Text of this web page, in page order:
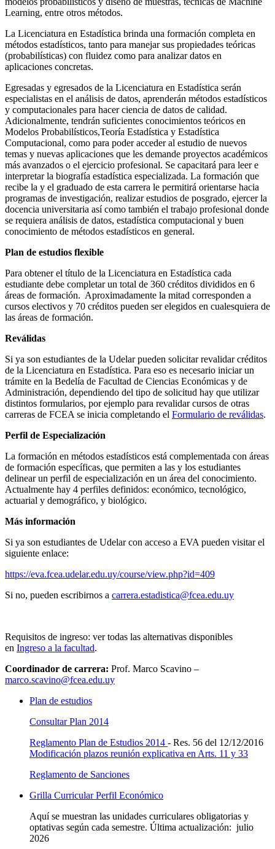
Learning, entre otros métodos.
La Licenciatura en Estadística brinda una formación completa en
métodos estadísticos, tanto para manejar sus propiedades teóricas
(probabilísticas) con fluidez como para analizar datos en
aplicaciones concretas.
Egresadas y egresados de la Licenciatura en Estadística serán
especialistas en el análisis de datos, aprenderán métodos estadísticos
y computacionales para hacer ciencia de datos de calidad.
Adicionalmente, tendrán suficientes conocimientos teóricos en
Modelos Probabilísticos,Teoría Estadística y Estadística
Computacional, como para poder acceder al estudio de nuevos
temas y nuevas aplicaciones que les demande proyectos académicos
más avanzados o el ejercicio profesional. Se capacitará para leer e
interpretar la biografía estadística especializada. La formación que
recibe la y el graduado de esta carrera le permitirá orientarse hacia
programas de investigación, realizar estudios de posgrado, ejercer la
docencia universitaria así como también el trabajo profesional donde
se requiera análisis de datos, estadística computacional y buen
conocimiento de métodos estadísticos en general.
Plan de estudios flexible
Para obtener el título de la Licenciatura en Estadística cada
estudiante debe completar un total de 360 créditos divididos en 6
áreas de formación. Aproximadamente la mitad corresponden a
cursos electivos y 70 créditos pueden ser elegidos en cualesquiera de
las áreas de formación.
Reválidas
Si ya son estudiantes de la Udelar pueden solicitar revalidar créditos
de la Licenciatura en Estadística. Para eso es necesario iniciar un
trámite en la Bedelía de Facultad de Ciencias Económicas y de
Administración, dependiendo del tipo de solicitud hay que utilizar
distintos formularios, por ejemplo para revalidar cursos de otras
carreras de FCEA se inicia completando el Formulario de reválidas.
Perfil de Especialización
La formación en métodos estadísticos está complementada con áreas
de formación específicas, que permiten a las y los estudiantes
delinear un perfil de especialización en un área del conocimiento.
Actualmente hay 4 perfiles definidos: económico, tecnológico,
actuarial y demográfico, y biológico.
Más información
Si ya son estudiantes de Udelar con acceso a EVA pueden visitar el
siguiente enlace:
https://eva.fcea.udelar.edu.uy/course/view.php?id=409
Si no, pueden escribirnos a carrera.estadistica@fcea.edu.uy
Requisitos de ingreso: ver todas las alternativas disponibles
en Ingreso a la facultad.
Coordinador de carrera: Prof. Marco Scavino –
marco.scavino@fcea.edu.uy
Plan de estudios
Consultar Plan 2014
Reglamento Plan de Estudios 2014 - Res. 56 del 12/12/2016
Modificación plazos reunión explicativa en Arts. 11 y 33
Reglamento de Sanciones
Grilla Curricular Perfil Económico
Aquí se muestran las unidades curriculares obligatorias y
optativas según cada semestre. Última actualización: julio
2026